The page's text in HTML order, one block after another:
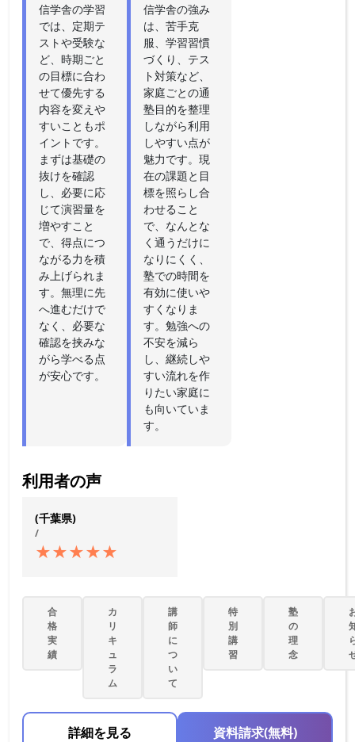
信学舎の学習
では、定期テ
ストや受験な
ど、時期ごと
の目標に合わ
せて優先する
内容を変えや
すいこともポ
イントです。
まずは基礎の
抜けを確認
し、必要に応
じて演習量を
増やすこと
で、得点につ
ながる力を積
み上げられま
す。無理に先
へ進むだけで
なく、必要な
確認を挟みな
がら学べる点
が安心です。
信学舎の強み
は、苦手克
服、学習習慣
づくり、テス
ト対策など、
家庭ごとの通
塾目的を整理
しながら利用
しやすい点が
魅力です。現
在の課題と目
標を照らし合
わせること
で、なんとな
く通うだけに
なりにくく、
塾での時間を
有効に使いや
すくなりま
す。勉強への
不安を減ら
し、継続しや
すい流れを作
りたい家庭に
も向いていま
す。
利用者の声
(千葉県)
/
★★★★★
合
格
実
績
カ
リ
キ
ュ
ラ
ム
講
師
に
つ
い
て
特
別
講
習
塾
の
理
念
詳細を見る 資料請求(無料)